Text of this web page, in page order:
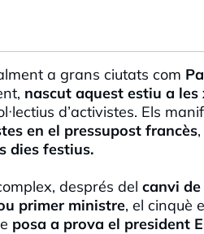
a grans ciutats com
nascut aquest estiu a les
d’activistes. Els
en el pressupost francès
dies festius.
després del canvi
primer ministre, el cinquè
posa a prova el president